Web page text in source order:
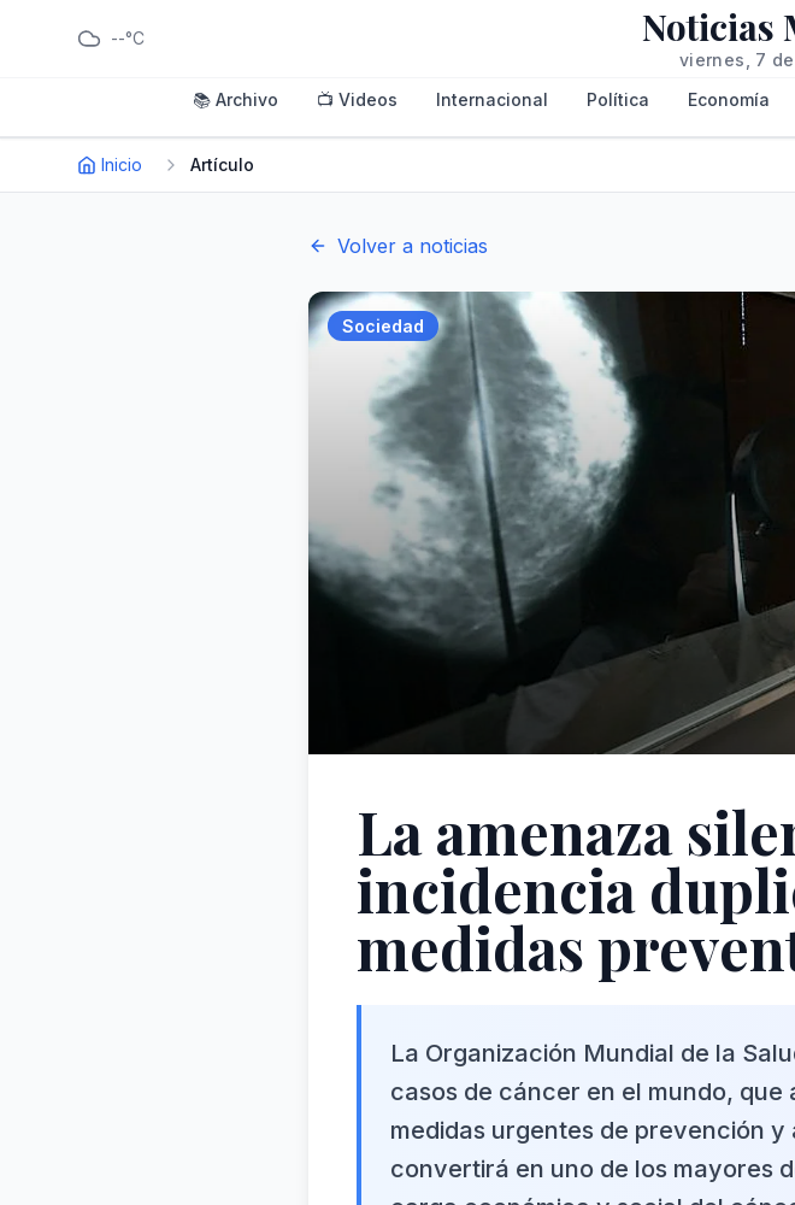
--°C Noticias
viernes, 7
📚 Archivo 📺 Videos Internacional Política Economía
Inicio Artículo
Volver a noticias
Sociedad
La amenaza
incidencia
medidas
La Organización Mundial de la
casos de cáncer en el mundo,
medidas urgentes de prevención
convertirá en uno de los mayores